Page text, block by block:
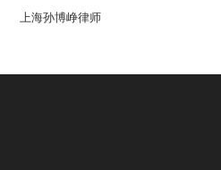
上海孙博峥律师